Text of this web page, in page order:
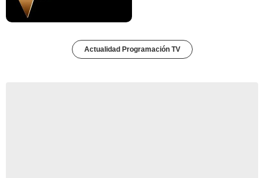
Actualidad Programación TV